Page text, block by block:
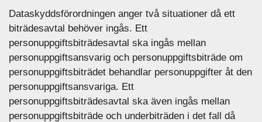
Dataskyddsförordningen anger två situationer då ett
biträdesavtal behöver ingås. Ett
personuppgiftsbiträdesavtal ska ingås mellan
personuppgiftsansvarig och personuppgiftsbiträde om
personuppgiftsbiträdet behandlar personuppgifter åt den
personuppgiftsansvariga. Ett
personuppgiftsbiträdesavtal ska även ingås mellan
personuppgiftsbiträde och underbiträden i det fall då